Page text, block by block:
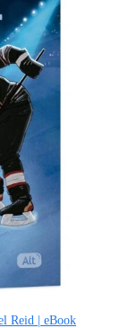
Reid | eBook